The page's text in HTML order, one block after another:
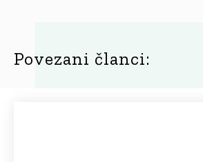
Povezani članci: